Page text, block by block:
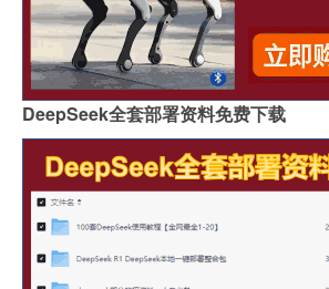
DeepSeek全套部署资料免费下载